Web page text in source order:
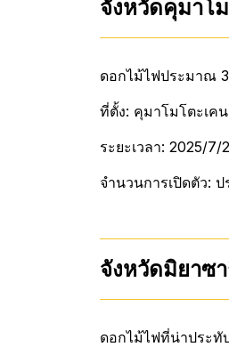
จังหวัดคุมาโ
ดอกไม้ไฟประมาณ
ที่ตั้ง: คุมาโมโตะเค
ระยะเวลา: 2025/
จำนวนการเปิดตัว:
จังหวัดมิยาซ
ดอกไม้ไฟที่น่าประทั